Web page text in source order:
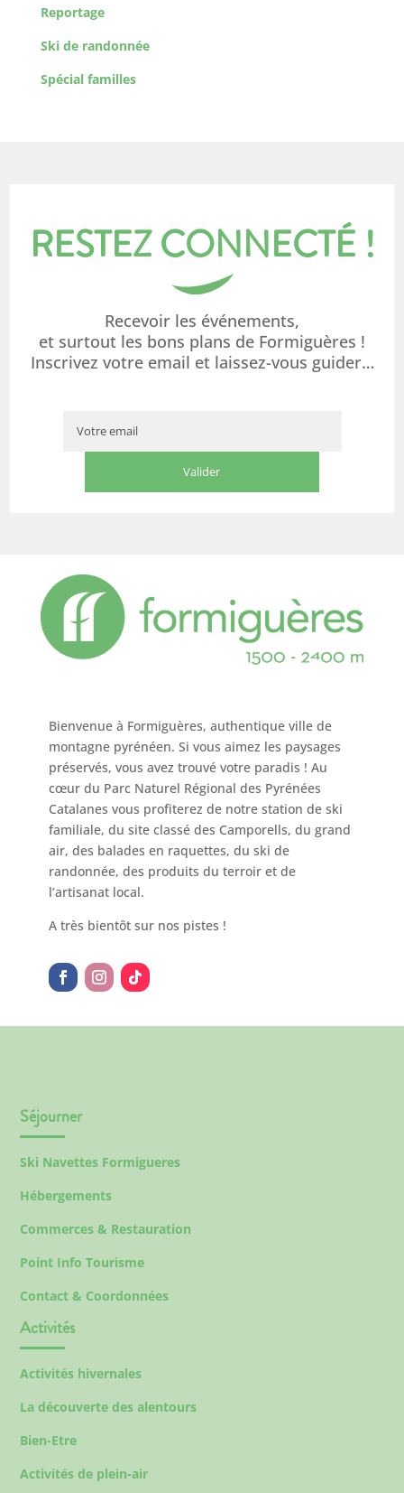
Reportage
Ski de randonnée
Spécial familles
RESTEZ CONNECTÉ !
Recevoir les événements,
et surtout les bons plans de Formiguères !
Inscrivez votre email et laissez-vous guider…
Bienvenue à Formiguères, authentique ville de
montagne pyrénéen. Si vous aimez les paysages
préservés, vous avez trouvé votre paradis ! Au
cœur du Parc Naturel Régional des Pyrénées
Catalanes vous profiterez de notre station de ski
familiale, du site classé des Camporells, du grand
air, des balades en raquettes, du ski de
randonnée, des produits du terroir et de
l’artisanat local.
A très bientôt sur nos pistes !
Séjourner
Ski Navettes Formigueres
Hébergements
Commerces & Restauration
Point Info Tourisme
Contact & Coordonnées
Activités
Activités hivernales
La découverte des alentours
Bien-Etre
Activités de plein-air